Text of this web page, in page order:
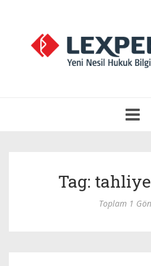
Aç
Tag:
Toplam 1